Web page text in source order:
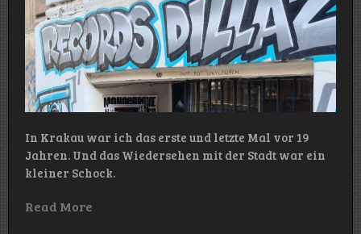
In Krakau war ich das erste und letzte Mal vor 19
Jahren. Und das Wiedersehen mit der Stadt war ein
kleiner Schock.
Read More